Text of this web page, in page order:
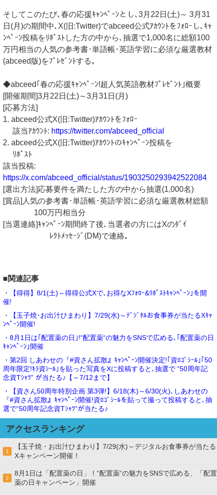
そしてこのたび､春の応援ｷｬﾝﾍﾟｰﾝとし､3月22日(土)～ 3月31
日(月)の期間中､X(旧:Twitter)でabceed公式ｱｶｳﾝﾄをﾌｫﾛｰし､ｷｬ
ﾝﾍﾟｰﾝ投稿をﾘﾎﾟｽﾄした方の中から､抽選で1,000名に総額100
万円相当の人気の参考書･単語帳･英語学習に必須な厳選教材
(abceed版)をﾌﾟﾚｾﾞﾝﾄする｡
◆abceed｢春の応援ｷｬﾝﾍﾟｰﾝ!超人気英語教材ﾌﾟﾚｾﾞﾝﾄ｣概要
[開催期間]3月22日(土)～3月31日(月)
[応募方法]
1. abceed公式X(旧:Twitter)ｱｶｳﾝﾄをﾌｫﾛｰ
該当ｱｶｳﾝﾄ: https://twitter.com/abceed_official
2. abceed公式X(旧:Twitter)ｱｶｳﾝﾄのｷｬﾝﾍﾟｰﾝ投稿を
ﾘﾎﾟｽﾄ
該当投稿:
https://x.com/abceed_official/status/1903250293942522084
[選出方法]応募要件を満たした方の中から抽選(1,000名)
[賞品]人気の参考書･単語帳･英語学習に必須な厳選教材総額
100万円相当分
[当選連絡]ｷｬﾝﾍﾟｰﾝ期間終了後､当選者の方にはXのﾀﾞｲ
ﾚｸﾄﾒｯｾｰｼﾞ(DM)で連絡｡
■関連記事
・【得得】8/1(土)～得得公式Xで､お得なXﾌｫﾛｰ&ﾘﾎﾟｽﾄｷｬﾝﾍﾟｰﾝ｣を開
催!
・【玉子焼･お出汁ひまわり】7/29(水)～ﾃﾞｼﾞﾀﾙお食事券が当たるXｷｬ
ﾝﾍﾟｰﾝ開催!
・8月1日は｢配置薬の日｣!“配置薬“の魅力をSNSで広める､｢配置薬の日
ｷｬﾝﾍﾟｰﾝ｣開催
・第2回 しあわせの『#資さん拡散』ｷｬﾝﾍﾟｰﾝ開催決定!｢資ﾛｺﾞｼｰﾙ｣｢50
周年限定!ｷﾗ資ｼｰﾙ｣を貼った写真をXに投稿すると､抽選で “50周年記
念資Tｼｬﾂ” が当たる♪【～7/12まで】
・【資さん50周年特別企画 第3弾!】6/18(木)～6/30(火)､しあわせの
『#資さん拡散』ｷｬﾝﾍﾟｰﾝ開催!資ﾛｺﾞｼｰﾙを貼って撮って投稿すると､抽
選で“50周年記念資Tｼｬﾂ”が当たる♪
アクセスランキング
1
【玉子焼・お出汁ひまわり】7/29(水)～デジタルお食事券が当たる
Xキャンペーン開催！
2
8月1日は「配置薬の日」！“配置薬“の魅力をSNSで広める、「配置
薬の日キャンペーン」開催